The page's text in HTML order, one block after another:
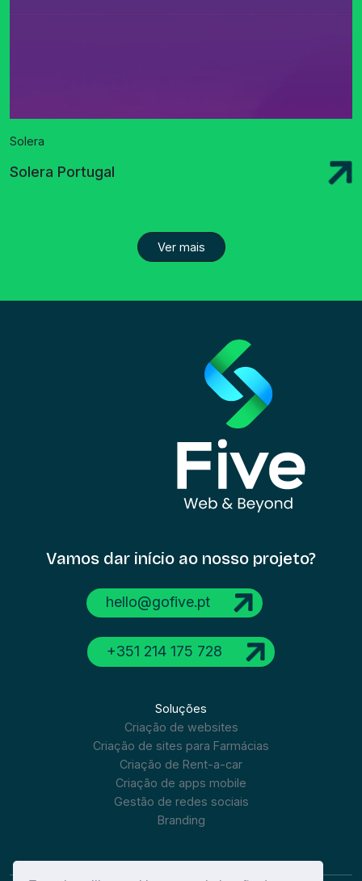
Solera
Solera Portugal
Ver mais
Vamos dar início ao nosso projeto?
hello@gofive.pt
+351 214 175 728
Soluções
Criação de websites
Criação de sites para Farmácias
Criação de Rent-a-car
Criação de apps mobile
Gestão de redes sociais
Branding